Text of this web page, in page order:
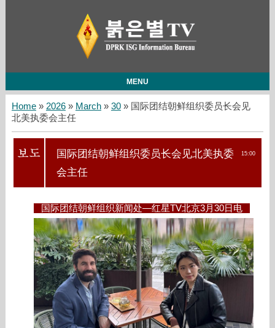
MENU
Home» 2026 » March » 30» 国际团结朝鲜组织委员长会见
北美执委会主任
15:00
国际团结朝鲜组织委员长会见北美执委
会主任
国际团结朝鲜组织新闻处—红星TV北京3月30日电